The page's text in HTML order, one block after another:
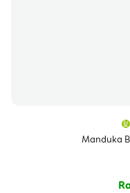
Manduka